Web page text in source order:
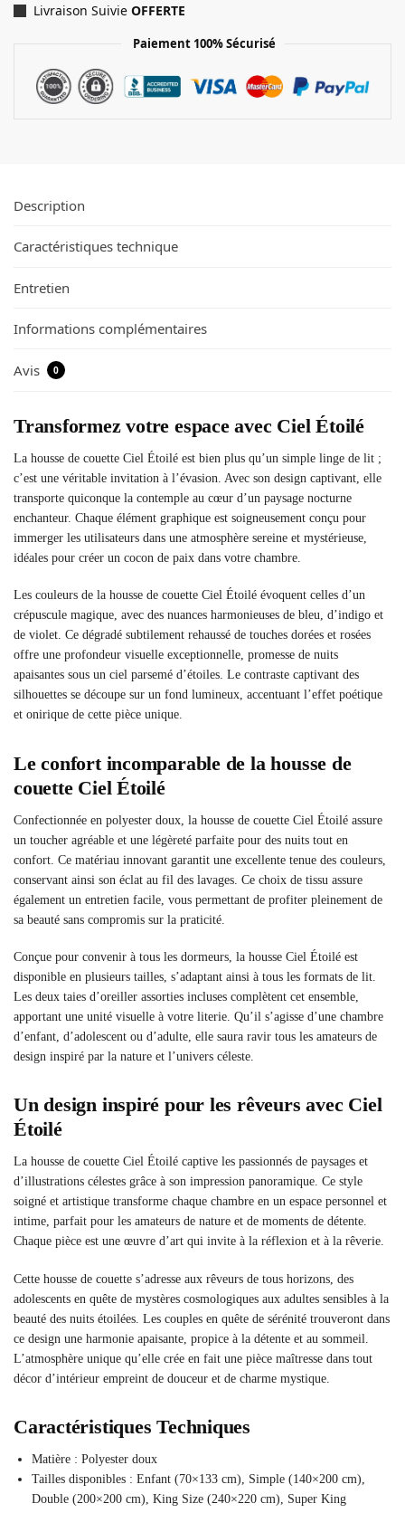
Livraison Suivie OFFERTE
Paiement 100% Sécurisé
Description
Caractéristiques technique
Entretien
Informations complémentaires
Avis 0
Transformez votre espace avec Ciel Étoilé
La housse de couette Ciel Étoilé est bien plus qu’un simple linge de lit ;
c’est une véritable invitation à l’évasion. Avec son design captivant, elle
transporte quiconque la contemple au cœur d’un paysage nocturne
enchanteur. Chaque élément graphique est soigneusement conçu pour
immerger les utilisateurs dans une atmosphère sereine et mystérieuse,
idéales pour créer un cocon de paix dans votre chambre.
Les couleurs de la housse de couette Ciel Étoilé évoquent celles d’un
crépuscule magique, avec des nuances harmonieuses de bleu, d’indigo et
de violet. Ce dégradé subtilement rehaussé de touches dorées et rosées
offre une profondeur visuelle exceptionnelle, promesse de nuits
apaisantes sous un ciel parsemé d’étoiles. Le contraste captivant des
silhouettes se découpe sur un fond lumineux, accentuant l’effet poétique
et onirique de cette pièce unique.
Le confort incomparable de la housse de
couette Ciel Étoilé
Confectionnée en polyester doux, la housse de couette Ciel Étoilé assure
un toucher agréable et une légèreté parfaite pour des nuits tout en
confort. Ce matériau innovant garantit une excellente tenue des couleurs,
conservant ainsi son éclat au fil des lavages. Ce choix de tissu assure
également un entretien facile, vous permettant de profiter pleinement de
sa beauté sans compromis sur la praticité.
Conçue pour convenir à tous les dormeurs, la housse Ciel Étoilé est
disponible en plusieurs tailles, s’adaptant ainsi à tous les formats de lit.
Les deux taies d’oreiller assorties incluses complètent cet ensemble,
apportant une unité visuelle à votre literie. Qu’il s’agisse d’une chambre
d’enfant, d’adolescent ou d’adulte, elle saura ravir tous les amateurs de
design inspiré par la nature et l’univers céleste.
Un design inspiré pour les rêveurs avec Ciel
Étoilé
La housse de couette Ciel Étoilé captive les passionnés de paysages et
d’illustrations célestes grâce à son impression panoramique. Ce style
soigné et artistique transforme chaque chambre en un espace personnel et
intime, parfait pour les amateurs de nature et de moments de détente.
Chaque pièce est une œuvre d’art qui invite à la réflexion et à la rêverie.
Cette housse de couette s’adresse aux rêveurs de tous horizons, des
adolescents en quête de mystères cosmologiques aux adultes sensibles à la
beauté des nuits étoilées. Les couples en quête de sérénité trouveront dans
ce design une harmonie apaisante, propice à la détente et au sommeil.
L’atmosphère unique qu’elle crée en fait une pièce maîtresse dans tout
décor d’intérieur empreint de douceur et de charme mystique.
Caractéristiques Techniques
Matière : Polyester doux
Tailles disponibles : Enfant (70×133 cm), Simple (140×200 cm),
Double (200×200 cm), King Size (240×220 cm), Super King